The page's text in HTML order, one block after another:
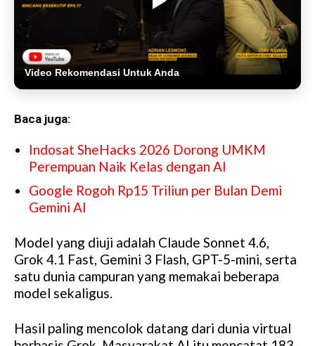
Video Rekomendasi Untuk Anda
Baca juga:
Indosat SheHacks 2026 Dorong UMKM
Perempuan Naik Kelas dengan AI
Google Rogoh Rp15 Triliun per Bulan Demi
Gemini AI
Model yang diuji adalah Claude Sonnet 4.6,
Grok 4.1 Fast, Gemini 3 Flash, GPT-5-mini, serta
satu dunia campuran yang memakai beberapa
model sekaligus.
Hasil paling mencolok datang dari dunia virtual